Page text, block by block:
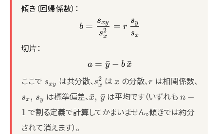
傾き（回帰係数）：
b =
b =
sx
2
sxy = r
sx
sy
切片：
a = \bar{y} - b\,\bar{x}
a = y
ˉ − bx
ˉ
ここで s_{xy}
sxy は共分散、 s_x^2
sx
2 は x
x の分散、r
r は相関係数、
sx, sy は標準偏差、\bar{x},\,\bar{y}
x
ˉ, y
ˉは平均です（いずれも n-
n −
1 で割る定義で計算してかまいません。傾きでは約分
されて消えます）。